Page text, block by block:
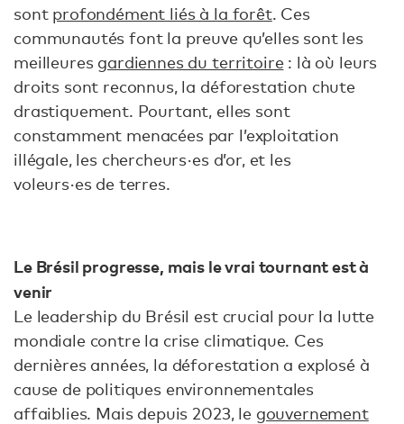
sont profondément liés à la forêt. Ces
communautés font la preuve qu’elles sont les
meilleures gardiennes du territoire: là où leurs
droits sont reconnus, la déforestation chute
drastiquement. Pourtant, elles sont
constamment menacées par l’exploitation
illégale, les chercheurs·es d’or, et les
voleurs·es de terres.
Le Brésil progresse, mais le vrai tournant est à
venir
Le leadership du Brésil est crucial pour la lutte
mondiale contre la crise climatique. Ces
dernières années, la déforestation a explosé à
cause de politiques environnementales
affaiblies. Mais depuis 2023, le gouvernement